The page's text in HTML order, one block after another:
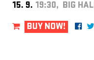
15. 9. 19:30, BIG
BUY NOW!